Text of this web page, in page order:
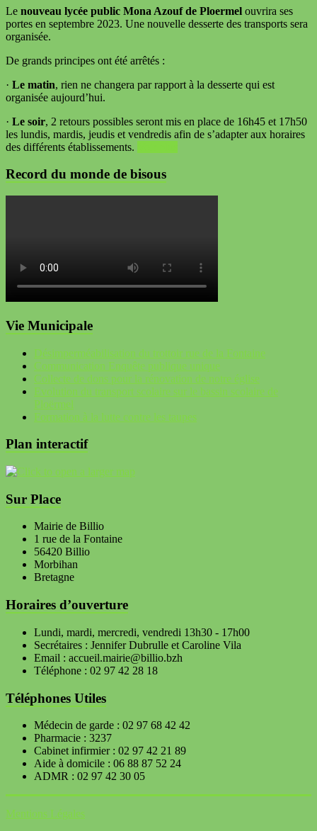
Le nouveau lycée public Mona Azouf de Ploermel ouvrira ses
portes en septembre 2023. Une nouvelle desserte des transports sera
organisée.
De grands principes ont été arrêtés :
· Le matin, rien ne changera par rapport à la desserte qui est
organisée aujourd’hui.
· Le soir, 2 retours possibles seront mis en place de 16h45 et 17h50
les lundis, mardis, jeudis et vendredis afin de s’adapter aux horaires
des différents établissements.
Record du monde de bisous
Vie Municipale
Désimperméabilisation du trottoir rue de la Fontaine
Communication Enquête publique unique
Collecte de dons pour la rénovation de notre église
Evolution du transport scolaire sur le bassin scolaire de
Ploërmel
Formation à la lutte contre les taupes
Plan interactif
Sur Place
Mairie de Billio
1 rue de la Fontaine
56420 Billio
Morbihan
Bretagne
Horaires d’ouverture
Lundi, mardi, mercredi, vendredi 13h30 - 17h00
Secrétaires : Jennifer Dubrulle et Caroline Vila
Email : accueil.mairie@billio.bzh
Téléphone : 02 97 42 28 18
Téléphones Utiles
Médecin de garde : 02 97 68 42 42
Pharmacie : 3237
Cabinet infirmier : 02 97 42 21 89
Aide à domicile : 06 88 87 52 24
ADMR : 02 97 42 30 05
Mentions Légales